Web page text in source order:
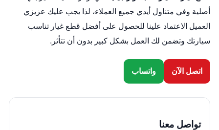
أصلية وفي متناول أيدي جميع العملاء، لذا يجب عليك عزيزي
العميل الاعتماد علينا للحصول على أفضل قطع غيار تناسب
سيارتك وتضمن لك العمل بشكل كبير بدون أن تتأثر.
اتصل الآن واتساب
تواصل معنا